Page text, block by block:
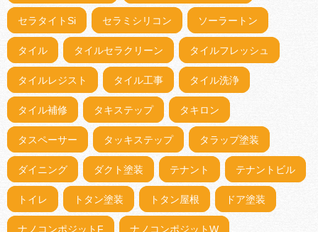
セラタイトSi セラミシリコン ソーラートン
タイル タイルセラクリーン タイルフレッシュ
タイルレジスト タイル工事 タイル洗浄
タイル補修 タキステップ タキロン
タスペーサー タッキステップ タラップ塗装
ダイニング ダクト塗装 テナント テナントビル
トイレ トタン塗装 トタン屋根 ドア塗装
ナノコンポジットF ナノコンポジットW